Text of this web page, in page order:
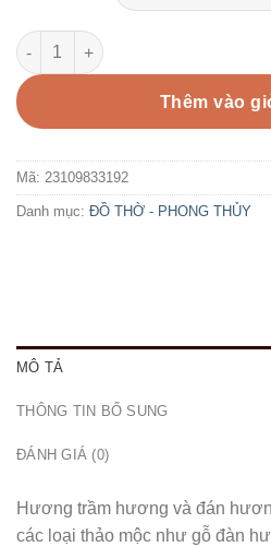
Nhang hương dây giấy treo thủ
Thêm vào
Mã: 23109833192
Danh mục: ĐỒ THỜ - PHONG THỦY
MÔ TẢ
THÔNG TIN BỔ SUNG
ĐÁNH GIÁ (0)
Hương trầm hương và đán
các loại thảo mộc như gỗ đàn